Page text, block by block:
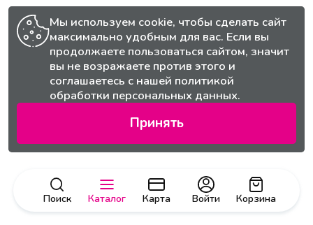
Поиск Каталог Карта Корзина
Войти
Мы используем cookie, чтобы сделать сайт
максимально удобным для вас. Если вы
продолжаете пользоваться сайтом, значит
вы не возражаете против этого и
соглашаетесь с нашей политикой
обработки персональных данных.
Принять